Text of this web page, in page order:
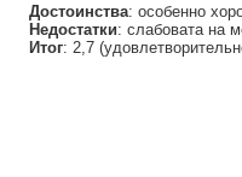
Достоинства: особенно
Недостатки: слабовата на
Итог: 2,7